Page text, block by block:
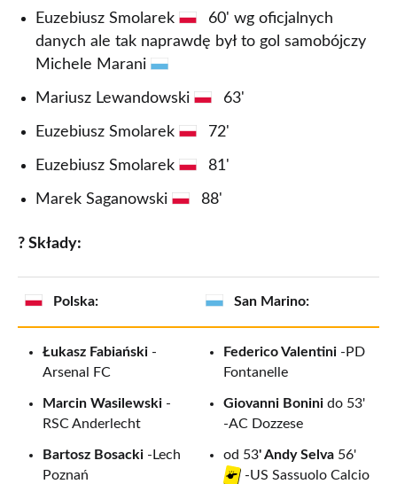
Euzebiusz Smolarek
60' wg oficjalnych
danych ale tak naprawdę był to gol samobójczy
Michele Marani
Mariusz Lewandowski 63'
Euzebiusz Smolarek 72'
Euzebiusz Smolarek 81'
Marek Saganowski 88'
? Składy:
Polska: San Marino:
Łukasz Fabiański -
Arsenal FC
Marcin Wasilewski -
RSC Anderlecht
Bartosz Bosacki -Lech
Poznań
Federico Valentini -PD
Fontanelle
Giovanni Bonini do 53'
-AC Dozzese
od 53' Andy Selva 56'
-US Sassuolo Calcio